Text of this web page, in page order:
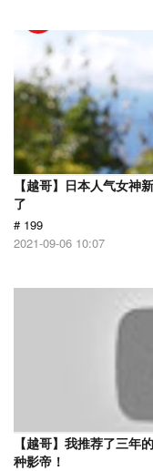
【越哥】日本人气女神
了
# 199
2021-09-06 10:07
【越哥】我推荐了三年
种影帝！